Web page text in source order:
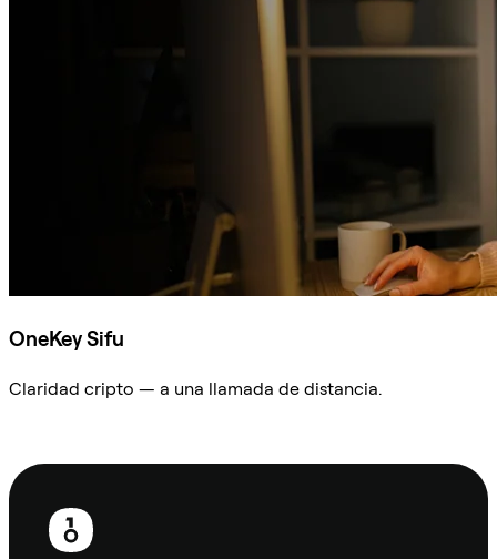
OneKey Sifu
Claridad cripto — a una llamada de distancia.
Pie